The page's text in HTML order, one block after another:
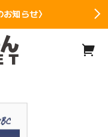
知らせ〉